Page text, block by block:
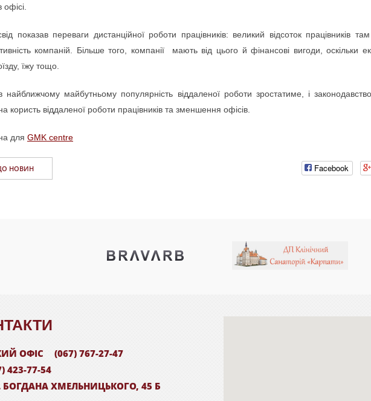
показав переваги дистанційної роботи працівників: великий відсоток працівників
компаній. Більше того, компанії мають від цього й фінансові вигоди, оскільки
їжу тощо.
майбутньому популярність віддаленої роботи зростатиме, і
користь віддаленої роботи працівників та зменшення офісів.
для GMK centre
Facebook
НОВИН
ОФІС
(067) 767-27-47
423-77-54
БОГДАНА ХМЕЛЬНИЦЬКОГО, 45 Б